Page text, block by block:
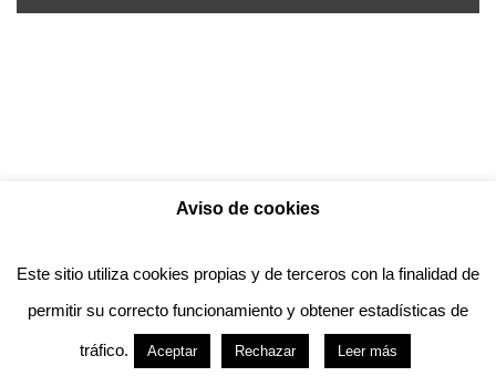
Política de Cookies
Anotado funciona gracias a
diseño del tema
Neve
Aviso de cookies
Este sitio utiliza cookies propias y de terceros con la finalidad de
permitir su correcto funcionamiento y obtener estadísticas de
tráfico. Aceptar Rechazar Leer más